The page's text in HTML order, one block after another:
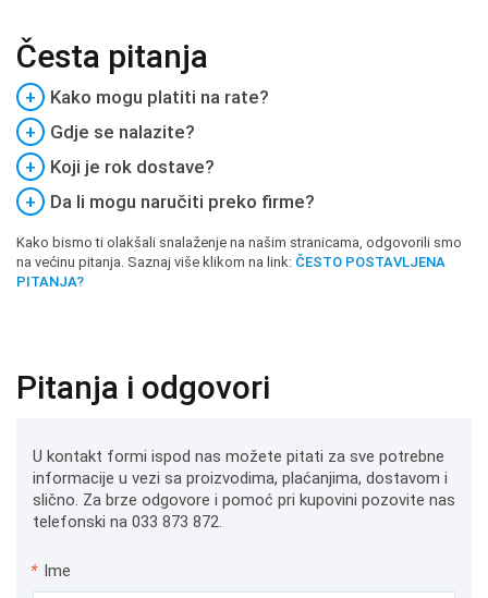
Česta pitanja
+
Kako mogu platiti na rate?
+
Gdje se nalazite?
+
Koji je rok dostave?
+
Da li mogu naručiti preko firme?
Kako bismo ti olakšali snalaženje na našim stranicama, odgovorili smo
na većinu pitanja. Saznaj više klikom na link: ČESTO POSTAVLJENA
PITANJA?
Pitanja i odgovori
U kontakt formi ispod nas možete pitati za sve potrebne
informacije u vezi sa proizvodima, plaćanjima, dostavom i
slično. Za brze odgovore i pomoć pri kupovini pozovite nas
telefonski na 033 873 872.
* Ime